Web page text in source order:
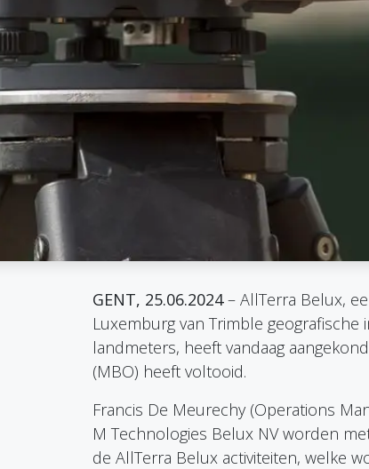
GENT, 25.06.2024– AllTerra Belux,
Luxemburg van Trimble
landmeters, heeft vandaag
(MBO) heeft voltooid.
Francis De Meurechy (Operations
M Technologies Belux NV worden
de AllTerra Belux activiteiten, welke